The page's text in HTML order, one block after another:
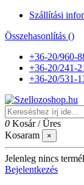
Szállítási
Összehasonlítás ()
+36-20/960-
+36-20/241-
+36-20/531-
0 Kosár /Üres
Kosaram
×
Jelenleg nincs
Bejelentkezés